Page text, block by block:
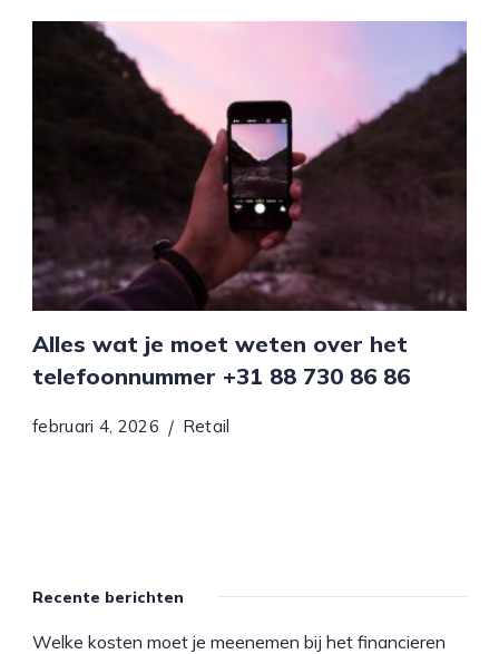
Alles wat je moet weten over het
telefoonnummer +31 88 730 86 86
februari 4, 2026 Retail
Recente berichten
Welke kosten moet je meenemen bij het financieren